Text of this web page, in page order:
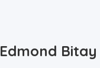
Edmond Bitay